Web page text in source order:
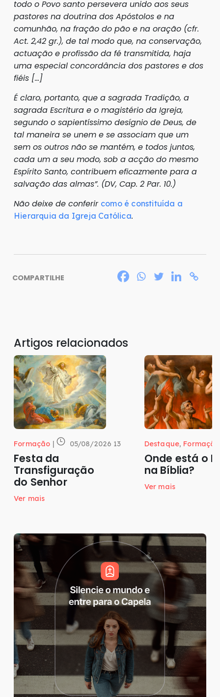
todo o Povo santo persevera unido aos seus
pastores na doutrina dos Apóstolos e na
comunhão, na fração do pão e na oração (cfr.
Act. 2,42 gr.), de tal modo que, na conservação,
actuação e profissão da fé transmitida, haja
uma especial concordância dos pastores e dos
fiéis […]
É claro, portanto, que a sagrada Tradição, a
sagrada Escritura e o magistério da Igreja,
segundo o sapientíssimo desígnio de Deus, de
tal maneira se unem e se associam que um
sem os outros não se mantém, e todos juntos,
cada um a seu modo, sob a acção do mesmo
Espírito Santo, contribuem eficazmente para a
salvação das almas”. (DV, Cap. 2 Par. 10.)
Não deixe de conferir como é constituída a
Hierarquia da Igreja Católica.
COMPARTILHE
Artigos relacionados
Formação | 05/08/2026 13
Festa da
Transfiguração
do Senhor
Ver mais
Destaque, Formação
Onde está o
na Bíblia?
Ver mais